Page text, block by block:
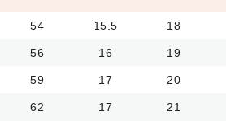
54 15.5 18
56 16 19
59 17 20
62 17 21